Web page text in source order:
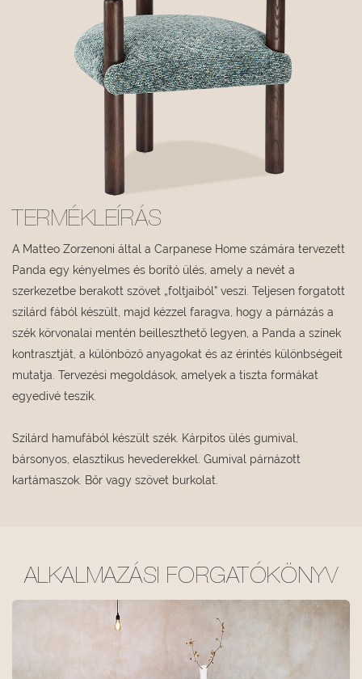
TERMÉKLEÍRÁS
A Matteo Zorzenoni által a Carpanese Home számára tervezett
Panda egy kényelmes és borító ülés, amely a nevét a
szerkezetbe berakott szövet „foltjaiból” veszi. Teljesen forgatott
szilárd fából készült, majd kézzel faragva, hogy a párnázás a
szék körvonalai mentén beilleszthető legyen, a Panda a színek
kontrasztját, a különböző anyagokat és az érintés különbségeit
mutatja. Tervezési megoldások, amelyek a tiszta formákat
egyedivé teszik.
Szilárd hamufából készült szék. Kárpitos ülés gumival,
bársonyos, elasztikus hevederekkel. Gumival párnázott
kartámaszok. Bőr vagy szövet burkolat.
ALKALMAZÁSI FORGATÓKÖNYV